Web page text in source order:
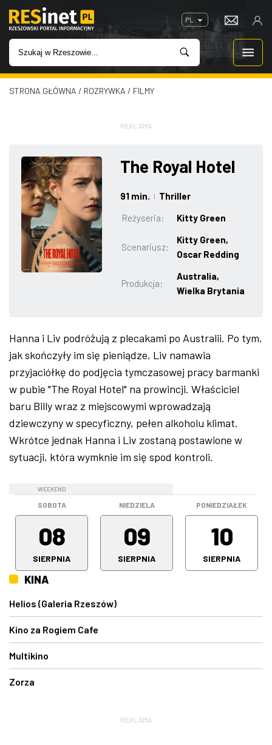
PL
WIADOMOŚCI
IMPREZY
ROZRYWKA
W KINACH
GASTRONOMIA
STRONA GŁÓWNA / ROZRYWKA / FILMY
REKLAMA
The Royal Hotel
91 min. |
Thriller
Reżyseria:
Kitty Green
Scenariusz:
Kitty Green,
Oscar Redding
Produkcja:
Australia,
Wielka Brytania
Hanna i Liv podróżują z plecakami po Australii. Po tym,
jak skończyły im się pieniądze, Liv namawia
przyjaciółkę do podjęcia tymczasowej pracy barmanki
w pubie "The Royal Hotel" na prowincji. Właściciel
baru Billy wraz z miejscowymi wprowadzają
dziewczyny w specyficzny, pełen alkoholu klimat.
Wkrótce jednak Hanna i Liv zostaną postawione w
sytuacji, która wymknie im się spod kontroli.
WEEKEND
SOBOTA
08
SIERPNIA
NIEDZIELA
09
SIERPNIA
PONIEDZIAŁEK
10
SIERPNIA
KINA
Helios (Galeria Rzeszów)
Kino za Rogiem Cafe
Multikino
Zorza
REKLAMA